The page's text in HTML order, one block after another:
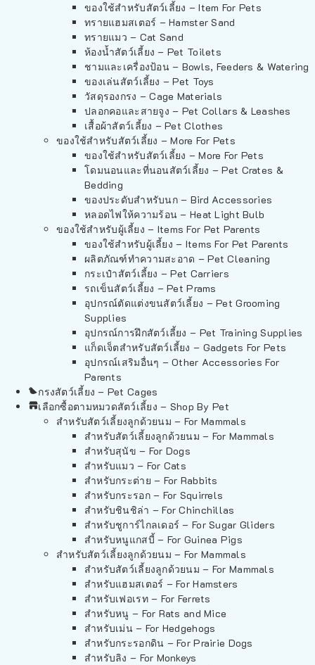
ของใช้สำหรับสัตว์เลี้ยง – Item For Pets
ทรายแฮมสเตอร์ – Hamster Sand
ทรายแมว – Cat Sand
ห้องน้ำสัตว์เลี้ยง – Pet Toilets
ชามและเครื่องป้อน – Bowls, Feeders & Watering
ของเล่นสัตว์เลี้ยง – Pet Toys
วัสดุรองกรง – Cage Materials
ปลอกคอและสายจูง – Pet Collars & Leashes
เสื้อผ้าสัตว์เลี้ยง – Pet Clothes
ของใช้สำหรับสัตว์เลี้ยง – More For Pets
ของใช้สำหรับสัตว์เลี้ยง – More For Pets
โดมนอนและที่นอนสัตว์เลี้ยง – Pet Crates &
Bedding
ของประดับสำหรับนก – Bird Accessories
หลอดไฟให้ความร้อน – Heat Light Bulb
ของใช้สำหรับผู้เลี้ยง – Items For Pet Parents
ของใช้สำหรับผู้เลี้ยง – Items For Pet Parents
ผลิตภัณฑ์ทำความสะอาด – Pet Cleaning
กระเป๋าสัตว์เลี้ยง – Pet Carriers
รถเข็นสัตว์เลี้ยง – Pet Prams
อุปกรณ์ตัดแต่งขนสัตว์เลี้ยง – Pet Grooming
Supplies
อุปกรณ์การฝึกสัตว์เลี้ยง – Pet Training Supplies
แก็ดเจ็ตสำหรับสัตว์เลี้ยง – Gadgets For Pets
อุปกรณ์เสริมอื่นๆ – Other Accessories For
Parents
กรงสัตว์เลี้ยง – Pet Cages
เลือกซื้อตามหมวดสัตว์เลี้ยง – Shop By Pet
สำหรับสัตว์เลี้ยงลูกด้วยนม – For Mammals
สำหรับสัตว์เลี้ยงลูกด้วยนม – For Mammals
สำหรับสุนัข – For Dogs
สำหรับแมว – For Cats
สำหรับกระต่าย – For Rabbits
สำหรับกระรอก – For Squirrels
สำหรับชินชิล่า – For Chinchillas
สำหรับชูการ์ไกลเดอร์ – For Sugar Gliders
สำหรับหนูแกสบี้ – For Guinea Pigs
สำหรับสัตว์เลี้ยงลูกด้วยนม – For Mammals
สำหรับสัตว์เลี้ยงลูกด้วยนม – For Mammals
สำหรับแฮมสเตอร์ – For Hamsters
สำหรับเฟอเรท – For Ferrets
สำหรับหนู – For Rats and Mice
สำหรับเม่น – For Hedgehogs
สำหรับกระรอกดิน – For Prairie Dogs
สำหรับลิง – For Monkeys